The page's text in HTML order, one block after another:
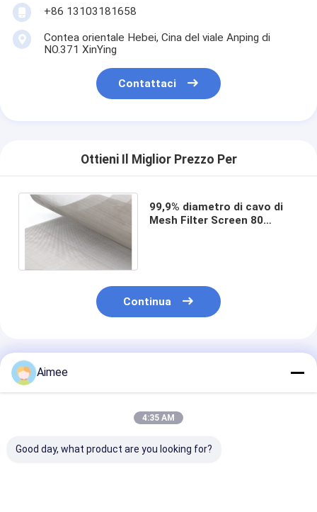
+86 13103181658
Contea orientale Hebei, Cina del viale Anping di
NO.371 XinYing
Contattaci
Ottieni Il Miglior Prezzo Per
99,9% diametro di cavo di
Mesh Filter Screen 80
Continua
Prodotti Raccomandati
Aimee
4:35 AM
Good day, what product are you looking for?